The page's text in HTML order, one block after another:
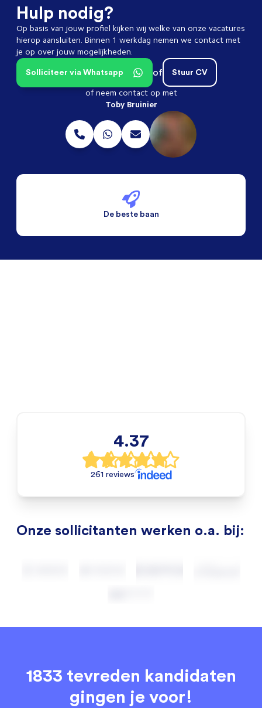
Hulp nodig?
Op basis van jouw profiel kijken wij welke van onze vacatures
hierop aansluiten. Binnen 1 werkdag nemen we contact met
je op over jouw mogelijkheden.
Stuur CV
of
Solliciteer via Whatsapp
of neem contact op met
Toby Bruinier
De beste baan
4.37
261 reviews
Onze sollicitanten werken o.a. bij:
1833 tevreden kandidaten
gingen je voor!